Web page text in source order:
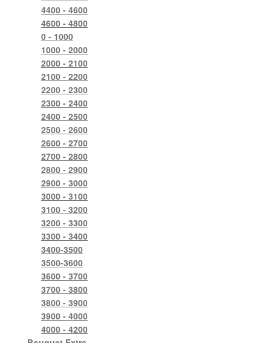
4400 - 4600
4600 - 4800
0 - 1000
1000 - 2000
2000 - 2100
2100 - 2200
2200 - 2300
2300 - 2400
2400 - 2500
2500 - 2600
2600 - 2700
2700 - 2800
2800 - 2900
2900 - 3000
3000 - 3100
3100 - 3200
3200 - 3300
3300 - 3400
3400-3500
3500-3600
3600 - 3700
3700 - 3800
3800 - 3900
3900 - 4000
4000 - 4200